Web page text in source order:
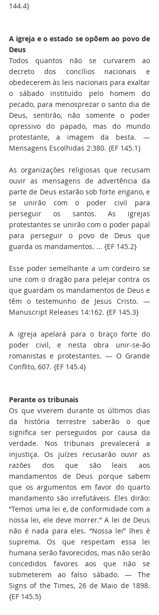
144.4}
A igreja e o estado se opõem ao povo de
Deus
Todos quantos não se curvarem ao
decreto dos concílios nacionais e
obedecerem às leis nacionais para exaltar
o sábado instituído pelo homem do
pecado, para menosprezar o santo dia de
Deus, sentirão, não somente o poder
opressivo do papado, mas do mundo
protestante, a imagem da besta. —
Mensagens Escolhidas 2:380. {EF 145.1}
As organizações religiosas que recusam
ouvir as mensagens de advertência da
parte de Deus estarão sob forte engano, e
se unirão com o poder civil para
perseguir os santos. As igrejas
protestantes se unirão com o poder papal
para perseguir o povo de Deus que
guarda os mandamentos. ... {EF 145.2}
Esse poder semelhante a um cordeiro se
une com o dragão para pelejar contra os
que guardam os mandamentos de Deus e
têm o testemunho de Jesus Cristo. —
Manuscript Releases 14:162. {EF 145.3}
A igreja apelará para o braço forte do
poder civil, e nesta obra unir-se-ão
romanistas e protestantes. — O Grande
Conflito, 607. {EF 145.4}
Perante os tribunais
Os que viverem durante os últimos dias
da história terrestre saberão o que
significa ser perseguidos por causa da
verdade. Nos tribunais prevalecerá a
injustiça. Os juízes recusarão ouvir as
razões dos que são leais aos
mandamentos de Deus porque sabem
que os argumentos em favor do quarto
mandamento são irrefutáveis. Eles dirão:
“Temos uma lei e, de conformidade com a
nossa lei, ele deve morrer.” A lei de Deus
não é nada para eles. “Nossa lei” lhes é
suprema. Os que respeitam essa lei
humana serão favorecidos, mas não serão
concedidos favores aos que não se
submeterem ao falso sábado. — The
Signs of the Times, 26 de Maio de 1898.
{EF 145.5}